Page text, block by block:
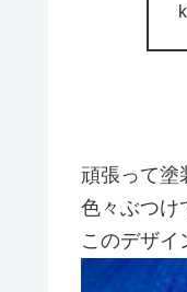
頑張って塗
色々ぶつけ
このデザイ